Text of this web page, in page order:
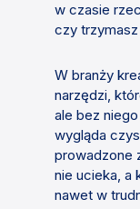
w czasie
czy
W branży
narzędzi,
ale bez
wygląda
prowadzone
nie ucieka, a
nawet w